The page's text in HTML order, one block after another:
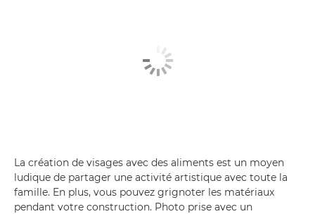
La création de visages avec des aliments est un moyen
ludique de partager une activité artistique avec toute la
famille. En plus, vous pouvez grignoter les matériaux
pendant votre construction. Photo prise avec un